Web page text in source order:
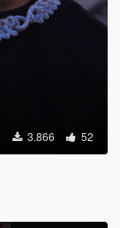
3.866 52